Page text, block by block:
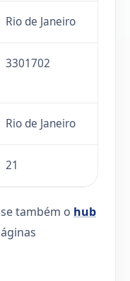
Rio de Janeiro
3301702
Rio de Janeiro
21
também o hub